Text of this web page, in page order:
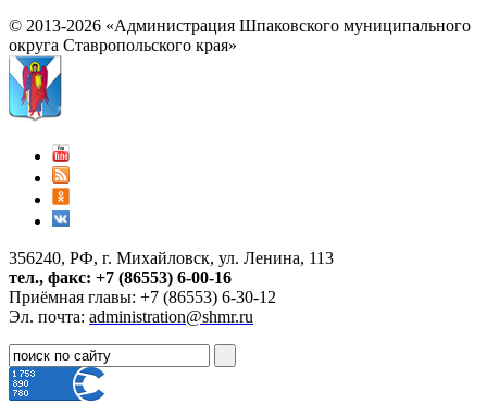
© 2013-2026 «Администрация Шпаковского муниципального
округа Ставропольского края»
356240, РФ, г. Михайловск, ул. Ленина, 113
тел., факс: +7 (86553) 6-00-16
Приёмная главы: +7 (86553) 6-30-12
Эл. почта: administration@shmr.ru